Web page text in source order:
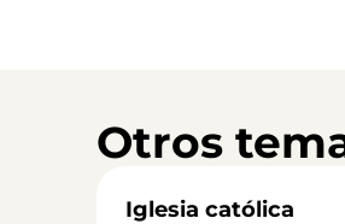
Otros
Iglesia católica